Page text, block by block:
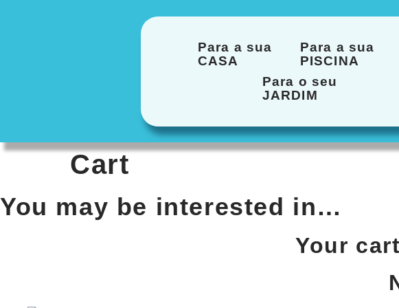
Para a sua
CASA
Para a sua
PISCINA
Para o seu
JARDIM
Cart
You may be interested in…
Your